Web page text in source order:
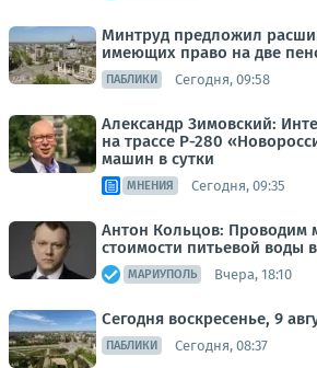
Минтруд предложил
имеющих право на две
ПАБЛИКИ Сегодня, 09:58
Александр Зимовский:
на трассе Р-280
машин в сутки
МНЕНИЯ Сегодня, 09:35
Антон Кольцов: Проводим
стоимости питьевой воды
МАРИУПОЛЬ Вчера, 18:10
Сегодня воскресенье, 9
ПАБЛИКИ Сегодня, 08:37